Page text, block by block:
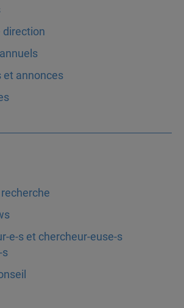
direction
et annonces
e-s et chercheur-euse-s
s